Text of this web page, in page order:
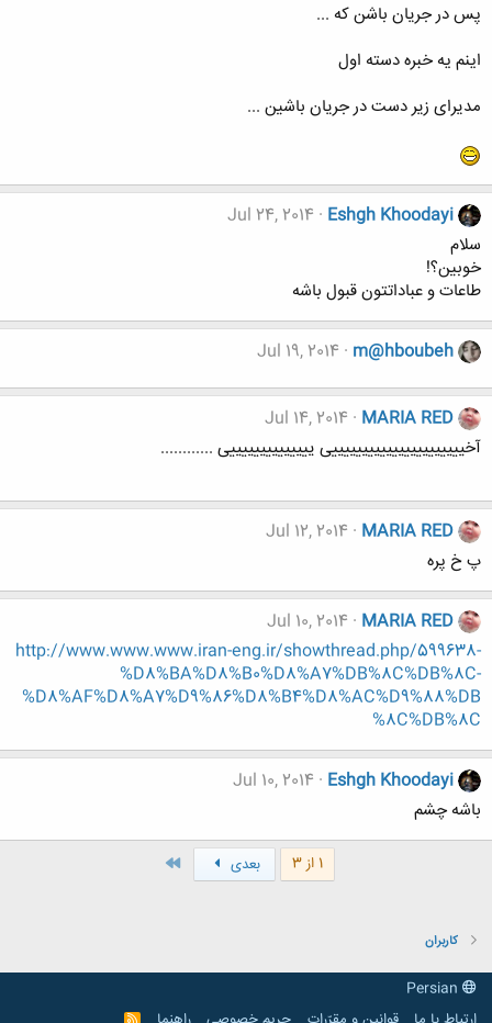
پس در جریان باشن که ...
اينم يه خبره دسته اول
مدیرای زیر دست در جریان باشین ...
Eshgh Khoodayi
Jul 24, 2014
سلام
خوبین؟!
طاعات و عباداتتون قبول باشه
m@hboubeh
Jul 19, 2014
MARIA RED
Jul 14, 2014
آخییییییییییییییییییییییی ییییییییییییییی ............
MARIA RED
Jul 12, 2014
پ خ پره
MARIA RED
Jul 10, 2014
http://www.www.www.iran-eng.ir/showthread.php/599638-
%D8%BA%D8%B0%D8%A7%DB%8C%DB%8C-
%D8%AF%D8%A7%D9%86%D8%B4%D8%AC%D9%88%DB
%8C%DB%8C
Eshgh Khoodayi
Jul 10, 2014
باشه چشم
1 از 3 بعدی
کاربران
R